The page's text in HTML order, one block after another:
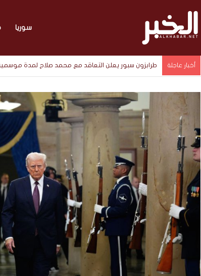
سوريا
أخبار عاجلة طرابزون سبور يعلن التعاقد مع محمد صلاح لمدة